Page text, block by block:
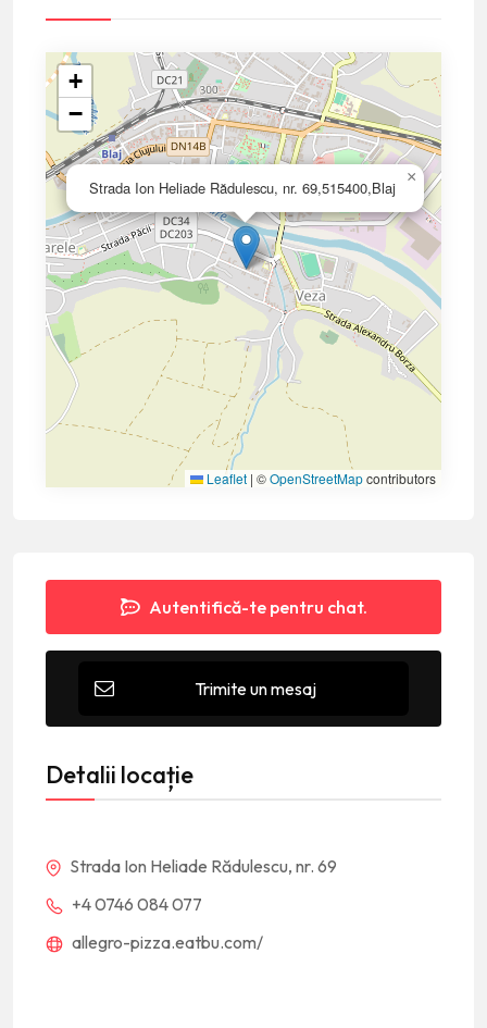
Strada Ion Heliade Rădulescu, nr. 69,515400,Blaj
×
+
−
Leaflet | ©OpenStreetMapcontributors
Autentifică-te pentru chat.
Trimite un mesaj
Detalii locație
Strada Ion Heliade Rădulescu, nr. 69
+4 0746 084 077
allegro-pizza.eatbu.com/